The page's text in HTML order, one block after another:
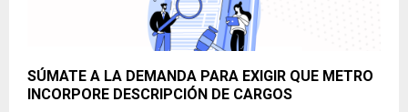
SÚMATE A LA DEMANDA PARA EXIGIR QUE METRO
INCORPORE DESCRIPCIÓN DE CARGOS